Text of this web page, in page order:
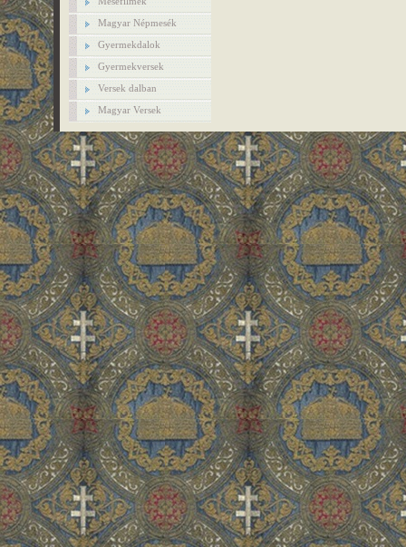
Magyar Népmesék
Gyermekdalok
Gyermekversek
Versek dalban
Magyar Versek